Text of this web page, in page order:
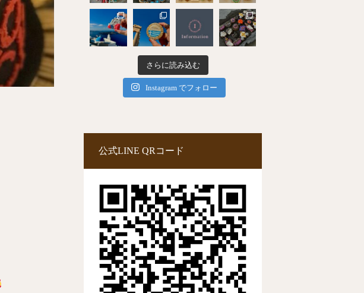
さらに読み込む
Instagram でフォロー
公式LINE QRコード